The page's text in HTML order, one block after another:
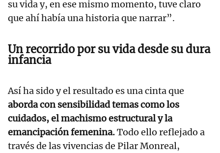
su vida y, en ese mismo momento, tuve claro
que ahí había una historia que narrar”.
Un recorrido por su vida desde su dura
infancia
Así ha sido y el resultado es una cinta que
aborda con sensibilidad temas como los
cuidados, el machismo estructural y la
emancipación femenina.Todo ello reflejado a
través de las vivencias de Pilar Monreal,